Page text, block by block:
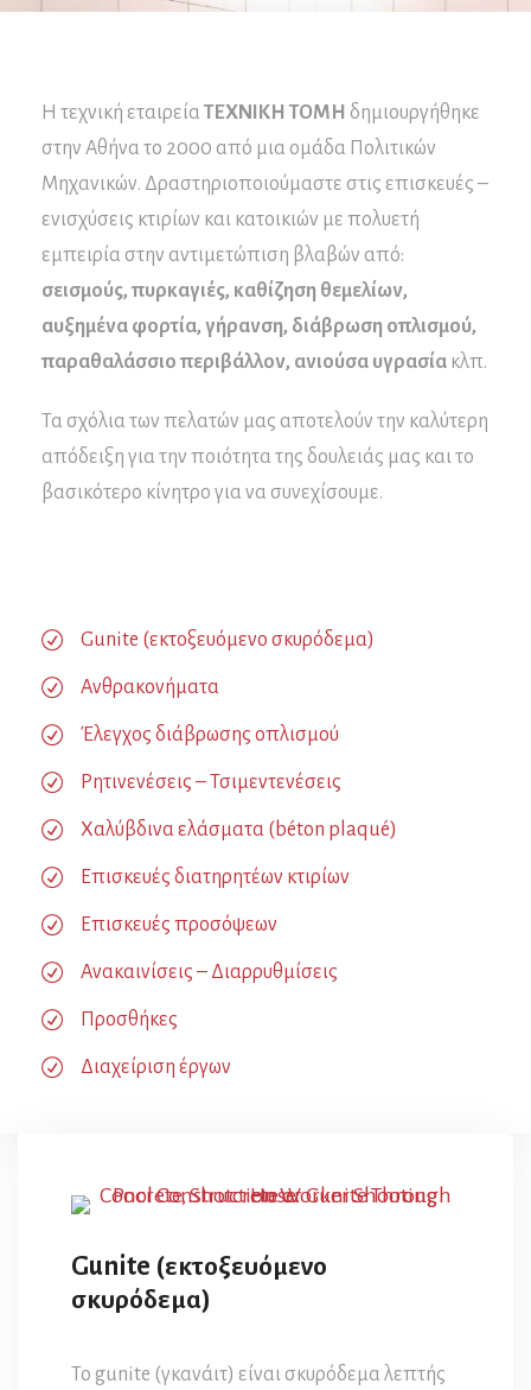
Η τεχνική εταιρεία ΤΕΧΝΙΚΗ ΤΟΜΗ δημιουργήθηκε
στην Αθήνα το 2000 από μια ομάδα Πολιτικών
Μηχανικών. Δραστηριοποιούμαστε στις επισκευές –
ενισχύσεις κτιρίων και κατοικιών με πολυετή
εμπειρία στην αντιμετώπιση βλαβών από:
σεισμούς, πυρκαγιές, καθίζηση θεμελίων,
αυξημένα φορτία, γήρανση, διάβρωση οπλισμού,
παραθαλάσσιο περιβάλλον, ανιούσα υγρασία κλπ.
Τα σχόλια των πελατών μας αποτελούν την καλύτερη
απόδειξη για την ποιότητα της δουλειάς μας και το
βασικότερο κίνητρο για να συνεχίσουμε.
Gunite (εκτοξευόμενο σκυρόδεμα)
Ανθρακονήματα
Έλεγχος διάβρωσης οπλισμού
Ρητινενέσεις – Τσιμεντενέσεις
Χαλύβδινα ελάσματα (béton plaqué)
Επισκευές διατηρητέων κτιρίων
Επισκευές προσόψεων
Ανακαινίσεις – Διαρρυθμίσεις
Προσθήκες
Διαχείριση έργων
Gunite (εκτοξευόμενο
σκυρόδεμα)
Το gunite (γκανάιτ) είναι σκυρόδεμα λεπτής